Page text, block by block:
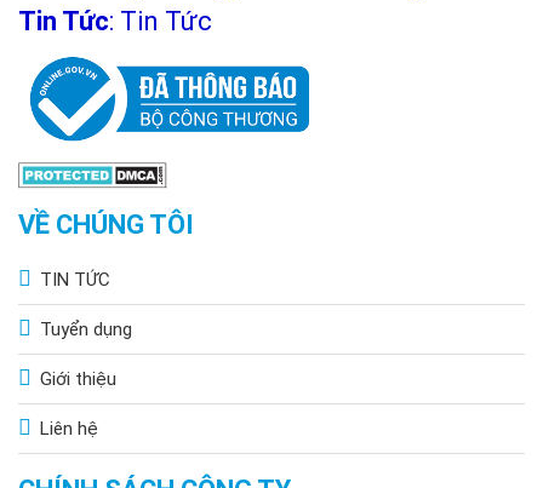
Tin Tức: Tin Tức
VỀ CHÚNG TÔI
TIN TỨC
Tuyển dụng
Giới thiệu
Liên hệ